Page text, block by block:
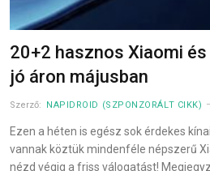
20+2 hasznos Xiaomi
jó áron májusban
Szerző: NAPIDROID (SZPONZORÁLT CIKK)
Ezen a héten is egész sok érdekes
vannak köztük mindenféle népszerű
nézd végig a friss válogatást!